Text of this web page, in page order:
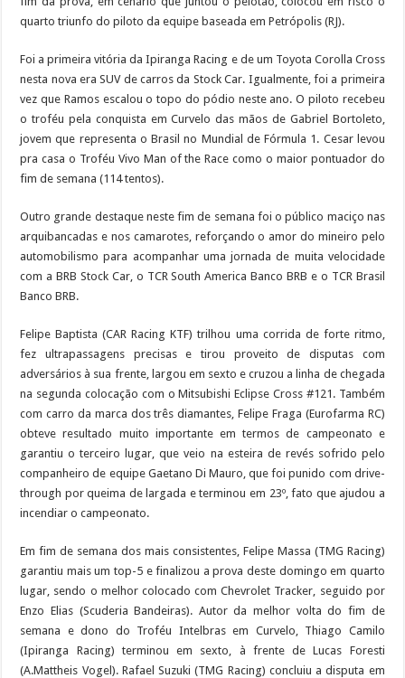
quarto triunfo do piloto da equipe baseada em Petrópolis (RJ).
Foi a primeira vitória da Ipiranga Racing e de um Toyota Corolla Cross
nesta nova era SUV de carros da Stock Car. Igualmente, foi a primeira
vez que Ramos escalou o topo do pódio neste ano. O piloto recebeu
o troféu pela conquista em Curvelo das mãos de Gabriel Bortoleto,
jovem que representa o Brasil no Mundial de Fórmula 1. Cesar levou
pra casa o Troféu Vivo Man of the Race como o maior pontuador do
fim de semana (114 tentos).
Outro grande destaque neste fim de semana foi o público maciço nas
arquibancadas e nos camarotes, reforçando o amor do mineiro pelo
automobilismo para acompanhar uma jornada de muita velocidade
com a BRB Stock Car, o TCR South America Banco BRB e o TCR Brasil
Banco BRB.
Felipe Baptista (CAR Racing KTF) trilhou uma corrida de forte ritmo,
fez ultrapassagens precisas e tirou proveito de disputas com
adversários à sua frente, largou em sexto e cruzou a linha de chegada
na segunda colocação com o Mitsubishi Eclipse Cross #121. Também
com carro da marca dos três diamantes, Felipe Fraga (Eurofarma RC)
obteve resultado muito importante em termos de campeonato e
garantiu o terceiro lugar, que veio na esteira de revés sofrido pelo
companheiro de equipe Gaetano Di Mauro, que foi punido com drive-
through por queima de largada e terminou em 23º, fato que ajudou a
incendiar o campeonato.
Em fim de semana dos mais consistentes, Felipe Massa (TMG Racing)
garantiu mais um top-5 e finalizou a prova deste domingo em quarto
lugar, sendo o melhor colocado com Chevrolet Tracker, seguido por
Enzo Elias (Scuderia Bandeiras). Autor da melhor volta do fim de
semana e dono do Troféu Intelbras em Curvelo, Thiago Camilo
(Ipiranga Racing) terminou em sexto, à frente de Lucas Foresti
(A.Mattheis Vogel). Rafael Suzuki (TMG Racing) concluiu a disputa em